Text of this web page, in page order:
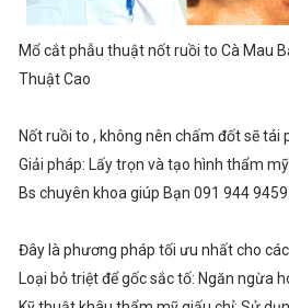
Mổ cắt phẫu thuật nốt ruồi to Cà Mau
Thuật Cao
Nốt ruồi to , không nên chấm đốt sẽ tái
Giải pháp: Lấy trọn và tạo hình thẩm mỹ
Bs chuyên khoa giúp Bạn 091 944 9459
Đây là phương pháp tối ưu nhất cho
​Loại bỏ triệt để gốc sắc tố: Ngăn ngừa